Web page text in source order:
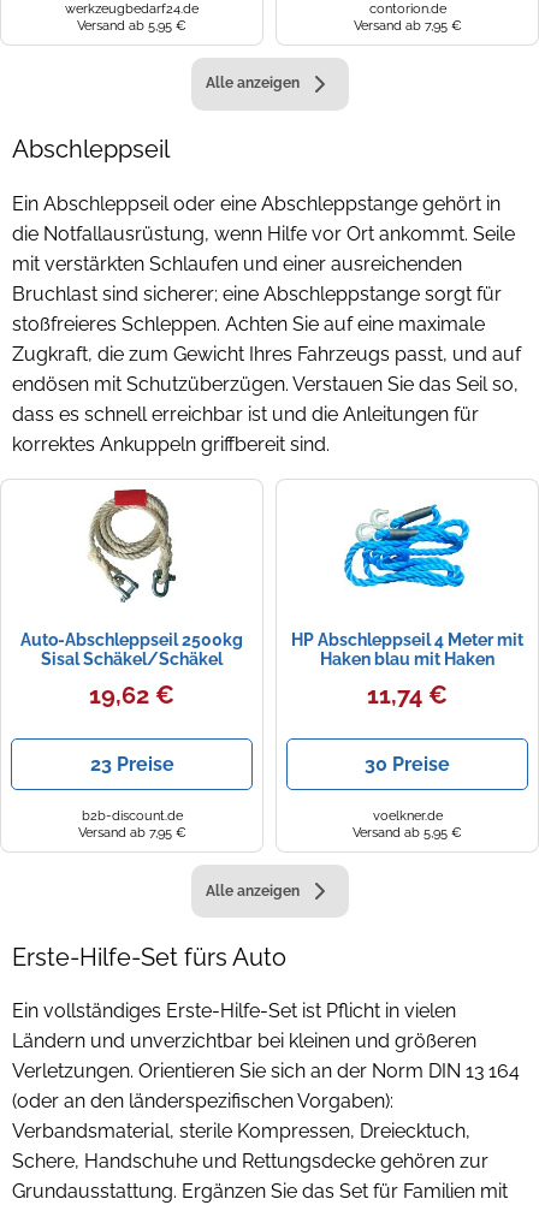
werkzeugbedarf24.de
Versand ab 5,95 €
contorion.de
Versand ab 7,95 €
Alle anzeigen
Abschleppseil
Ein Abschleppseil oder eine Abschleppstange gehört in
die Notfallausrüstung, wenn Hilfe vor Ort ankommt. Seile
mit verstärkten Schlaufen und einer ausreichenden
Bruchlast sind sicherer; eine Abschleppstange sorgt für
stoßfreieres Schleppen. Achten Sie auf eine maximale
Zugkraft, die zum Gewicht Ihres Fahrzeugs passt, und auf
endösen mit Schutzüberzügen. Verstauen Sie das Seil so,
dass es schnell erreichbar ist und die Anleitungen für
korrektes Ankuppeln griffbereit sind.
Auto-Abschleppseil 2500kg
Sisal Schäkel/Schäkel
19,62 €
23 Preise
b2b-discount.de
Versand ab 7,95 €
HP Abschleppseil 4 Meter mit
Haken blau mit Haken
11,74 €
30 Preise
voelkner.de
Versand ab 5,95 €
Alle anzeigen
Erste-Hilfe-Set fürs Auto
Ein vollständiges Erste-Hilfe-Set ist Pflicht in vielen
Ländern und unverzichtbar bei kleinen und größeren
Verletzungen. Orientieren Sie sich an der Norm DIN 13 164
(oder an den länderspezifischen Vorgaben):
Verbandsmaterial, sterile Kompressen, Dreiecktuch,
Schere, Handschuhe und Rettungsdecke gehören zur
Grundausstattung. Ergänzen Sie das Set für Familien mit